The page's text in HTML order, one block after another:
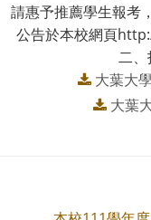
請惠予推薦學生報考
公告於本校網頁
二、
大葉大
大葉